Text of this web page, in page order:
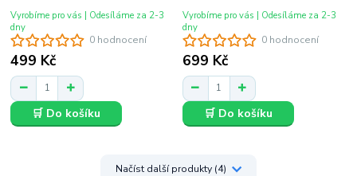
0 hodnocení
499 Kč
Vyrobíme pro vás | Odesíláme za 2-3
dny
🛒 Do košíku
0 hodnocení
699 Kč
Vyrobíme pro vás | Odesíláme za 2-3
dny
🛒 Do košíku
Načíst další produkty (4)